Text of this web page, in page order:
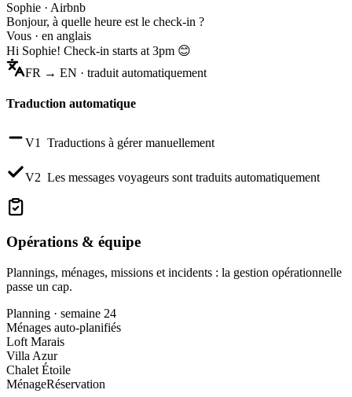
Sophie · Airbnb
Bonjour, à quelle heure est le check-in ?
Vous · en anglais
Hi Sophie! Check-in starts at 3pm 😊
FR → EN · traduit automatiquement
Traduction automatique
V1 Traductions à gérer manuellement
V2 Les messages voyageurs sont traduits automatiquement
Opérations & équipe
Plannings, ménages, missions et incidents : la gestion opérationnelle
passe un cap.
Planning · semaine 24
Ménages auto-planifiés
Loft Marais
Villa Azur
Chalet Étoile
MénageRéservation